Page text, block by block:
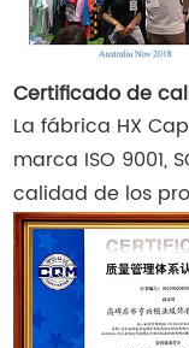
Certificado de
La fábrica HX
marca ISO 9001,
calidad de los